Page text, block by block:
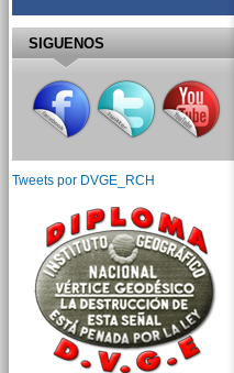
SIGUENOS
Tweets por DVGE_RCH